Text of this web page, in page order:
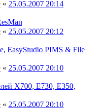
« 25.05.2007 20:14
« 25.05.2007 20:12
EasyStudio PIMS & File
« 25.05.2007 20:10
Х700, Е730, Е350,
« 25.05.2007 20:10